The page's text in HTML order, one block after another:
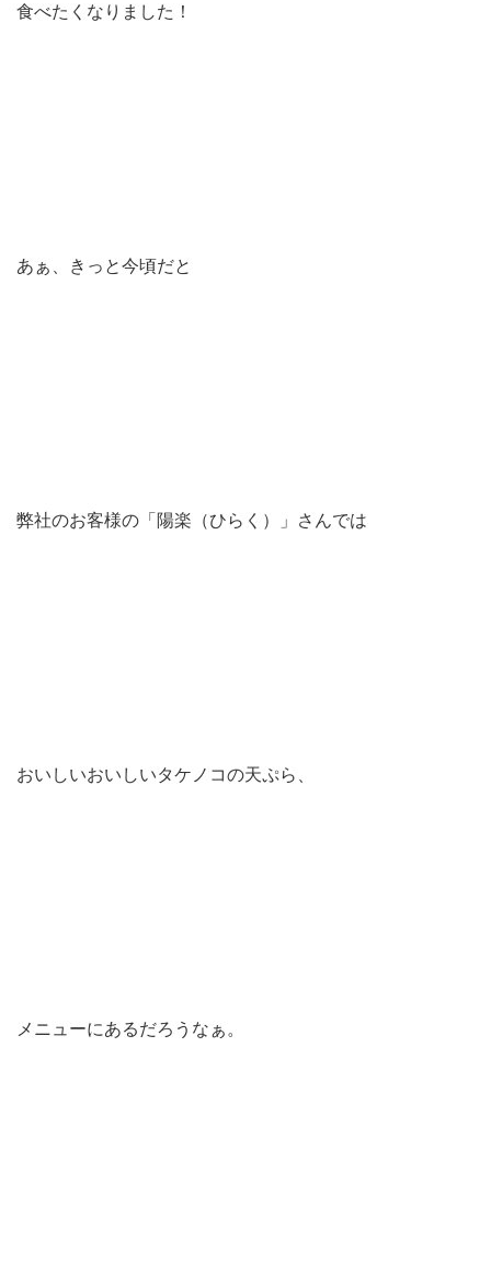
食べたくなりました！
あぁ、きっと今頃だと
弊社のお客様の「陽楽（ひらく）」さんでは
おいしいおいしいタケノコの天ぷら、
メニューにあるだろうなぁ。